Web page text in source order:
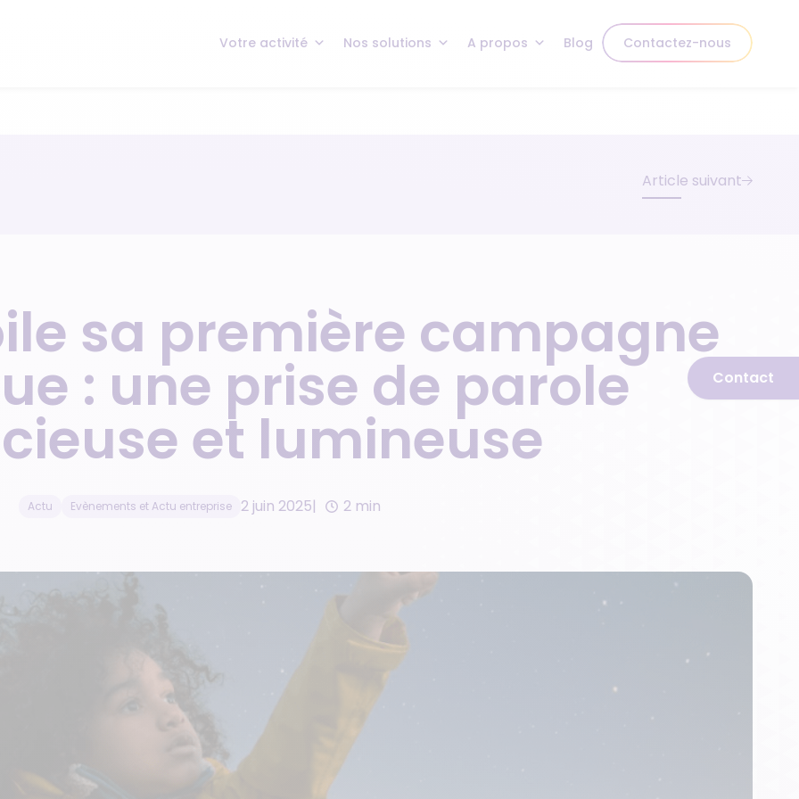
Votre activité Nos solutions A propos Blog Contactez-nous
Contact
Article suivant
sa première campagne
: une prise de parole
et lumineuse
Actu Evènements et Actu entreprise 2 juin 2025 2 min